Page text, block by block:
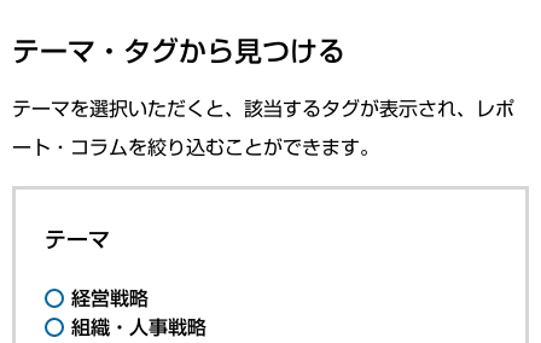
テーマ・タグから見つける
テーマを選択いただくと、該当するタグが表示され、レポ
ート・コラムを絞り込むことができます。
テーマ
経営戦略
組織・人事戦略